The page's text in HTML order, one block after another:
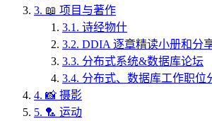
3. 📖 项目与著作
3.1. 诗经物什
3.2. DDIA 逐章精读小册和分
3.3. 分布式系统&数据库论坛
3.4. 分布式、数据库工作职位
4. 📸 摄影
5. 🏸 运动